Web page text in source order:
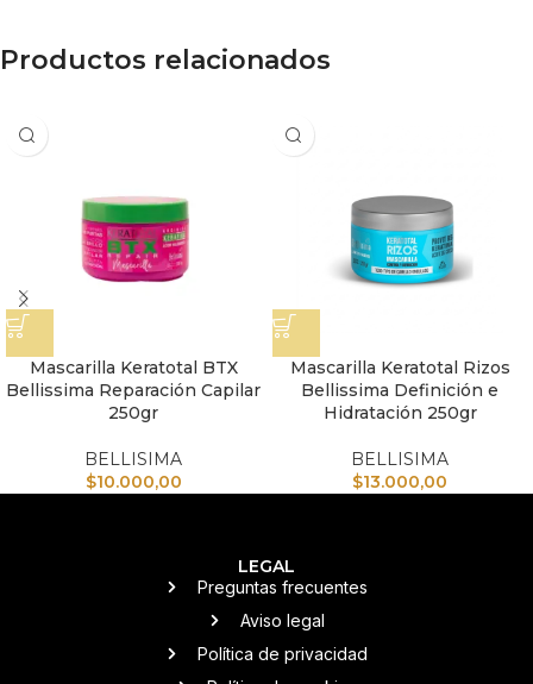
Productos relacionados
Mascarilla Keratotal BTX
Bellissima Reparación Capilar
250gr
BELLISIMA
$10.000,00
Mascarilla Keratotal Rizos
Bellissima Definición e
Hidratación 250gr
BELLISIMA
$13.000,00
LEGAL
Preguntas frecuentes
Aviso legal
Política de privacidad